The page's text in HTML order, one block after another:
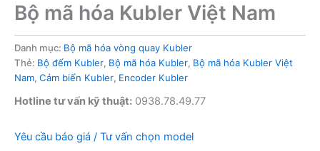
Bộ mã hóa Kubler Việt Nam
Danh mục: Bộ mã hóa vòng quay Kubler
Thẻ: Bộ đếm Kubler, Bộ mã hóa Kubler, Bộ mã hóa Kubler Việt
Nam, Cảm biến Kubler, Encoder Kubler
Hotline tư vấn kỹ thuật: 0938.78.49.77
Yêu cầu báo giá / Tư vấn chọn model